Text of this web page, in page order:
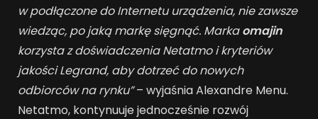
w podłączone do Internetu urządzenia, nie zawsze
wiedząc, po jaką markę sięgnąć. Markaomajin
korzysta z doświadczenia Netatmo i kryteriów
jakości Legrand, aby dotrzeć do nowych
odbiorców na rynku”– wyjaśnia Alexandre Menu.
Netatmo, kontynuuje jednocześnie rozwój